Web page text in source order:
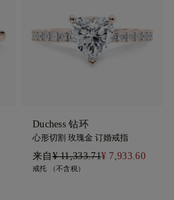
Duchess 钻环
心形切割 玫瑰金 订婚戒指
来自¥ 11,333.71¥ 7,933.60
戒托 （不含税）